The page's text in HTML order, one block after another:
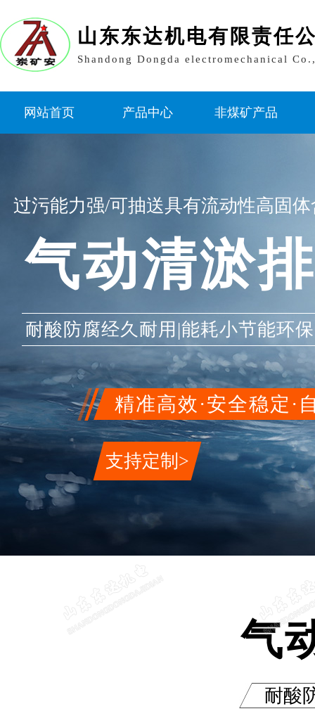
山东东达机电有限责任
Shandong Dongda electromechanical
网站首页 产品中心 非煤矿产品
过污能力强/可抽送具有流动性高固
气动清淤
耐酸防腐经久耐用|能耗小节能环
精准高效·安全稳定·
支持定制>
气
耐酸